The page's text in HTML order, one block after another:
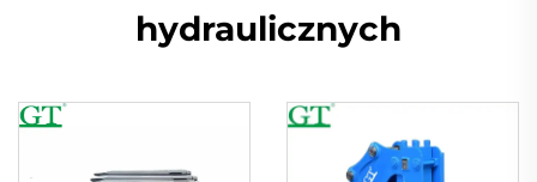
hydraulicznych